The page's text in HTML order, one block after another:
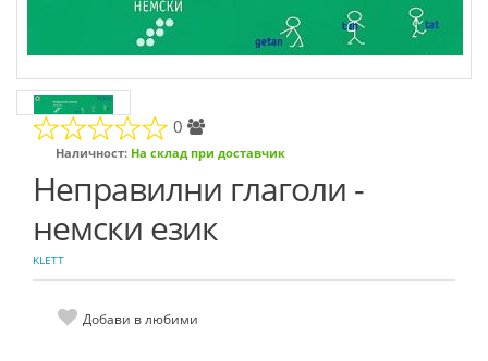
0
Наличност: На склад при доставчик
Неправилни глаголи -
немски език
KLETT
Добави в любими